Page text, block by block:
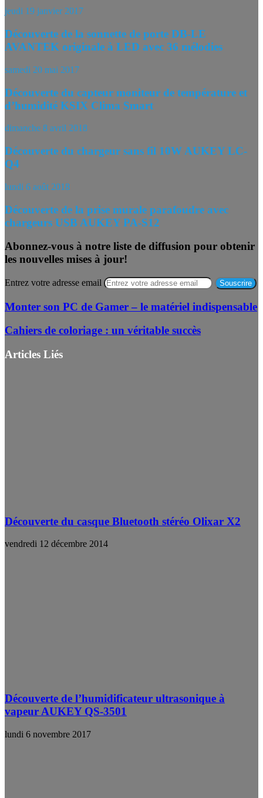
jeudi 19 janvier 2017
Découverte de la sonnette de porte DB-LE
AVANTEK originale à LED avec 36 mélodies
samedi 20 mai 2017
Découverte du capteur moniteur de température et
d’humidité KSIX Clima Smart
dimanche 8 avril 2018
Découverte du chargeur sans fil 10W AUKEY LC-
Q4
lundi 6 août 2018
Découverte de la prise murale parafoudre avec
chargeurs USB AUKEY PA-S12
Abonnez-vous à notre liste de diffusion pour obtenir
les nouvelles mises à jour!
Entrez votre adresse email
Monter son PC de Gamer – le matériel indispensable
Cahiers de coloriage : un véritable succès
Articles Liés
Découverte du casque Bluetooth stéréo Olixar X2
vendredi 12 décembre 2014
Découverte de l’humidificateur ultrasonique à
vapeur AUKEY QS-3501
lundi 6 novembre 2017